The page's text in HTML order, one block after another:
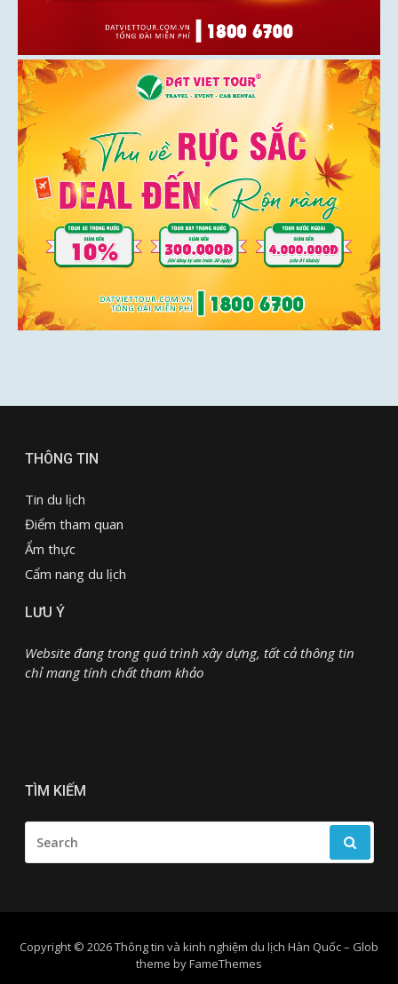
THÔNG TIN
Tin du lịch
Điểm tham quan
Ẩm thực
Cẩm nang du lịch
LƯU Ý
Website đang trong quá trình xây dựng, tất cả thông tin
chỉ mang tính chất tham khảo
TÌM KIẾM
FOR:
Copyright © 2026 Thông tin và kinh nghiệm du lịch Hàn Quốc– Glob
theme byFameThemes